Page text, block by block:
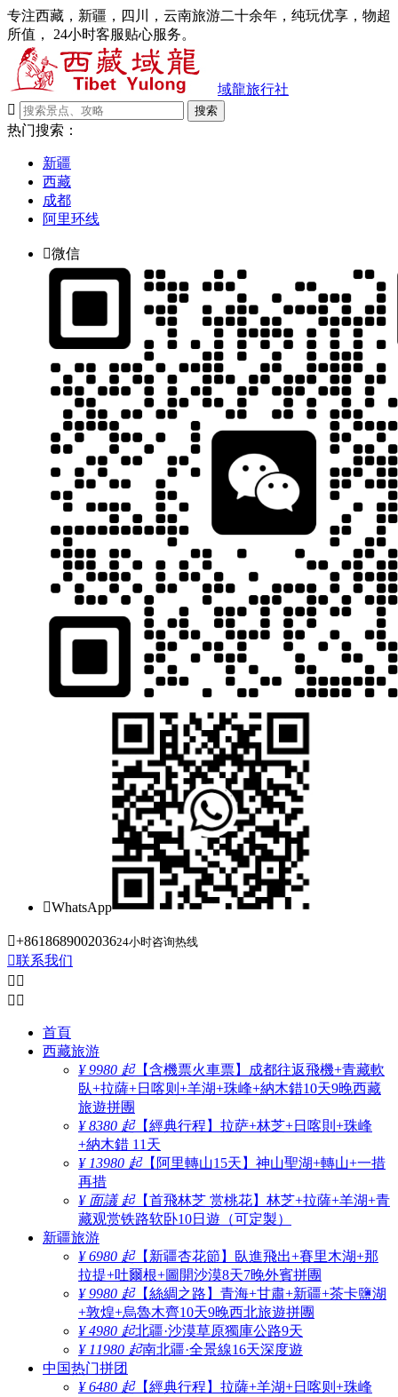
专注西藏，新疆，四川，云南旅游二十余年，纯玩优享，物超
所值， 24小时客服贴心服务。
域龍旅行社

搜索
热门搜索：
新疆
西藏
成都
阿里环线
微信
WhatsApp
+861868900203624小时咨询热线
联系我们
 
 
首頁
西藏旅游
¥ 9980 起【含機票火車票】成都往返飛機+青藏軟
臥+拉薩+日喀则+羊湖+珠峰+納木錯10天9晚西藏
旅遊拼團
¥ 8380 起【經典行程】拉萨+林芝+日喀則+珠峰
+納木錯 11天
¥ 13980 起【阿里轉山15天】神山聖湖+轉山+一措
再措
¥ 面議 起【首飛林芝 赏桃花】林芝+拉薩+羊湖+青
藏观赏铁路软卧10日遊（可定製）
新疆旅游
¥ 6980 起【新疆杏花節】臥進飛出+賽里木湖+那
拉提+吐爾根+圖開沙漠8天7晚外賓拼團
¥ 9980 起【絲綢之路】青海+甘肅+新疆+茶卡鹽湖
+敦煌+烏魯木齊10天9晚西北旅遊拼團
¥ 4980 起北疆·沙漠草原獨庫公路9天
¥ 11980 起南北疆·全景線16天深度遊
中国热门拼团
¥ 6480 起【經典行程】拉薩+羊湖+日喀则+珠峰